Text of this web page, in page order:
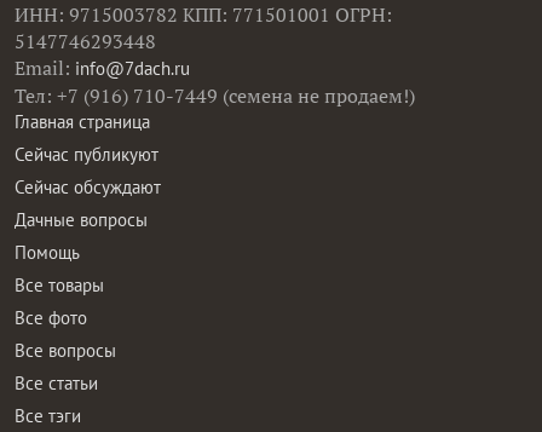
ИНН: 9715003782 КПП: 771501001 ОГРН:
5147746293448
Email: info@7dach.ru
Тел: +7 (916) 710-7449 (семена не продаем!)
Главная страница
Сейчас публикуют
Сейчас обсуждают
Дачные вопросы
Помощь
Все товары
Все фото
Все вопросы
Все статьи
Все тэги